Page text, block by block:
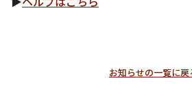
お知らせの一覧に戻